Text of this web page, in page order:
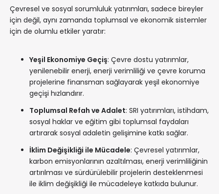
Çevresel ve sosyal sorumluluk yatırımları, sadece bireyler
için değil, aynı zamanda toplumsal ve ekonomik sistemler
için de olumlu etkiler yaratır:
Yeşil Ekonomiye Geçiş: Çevre dostu yatırımlar,
yenilenebilir enerji, enerji verimliliği ve çevre koruma
projelerine finansman sağlayarak yeşil ekonomiye
geçişi hızlandırır.
Toplumsal Refah ve Adalet: SRI yatırımları, istihdam,
sosyal haklar ve eğitim gibi toplumsal faydaları
artırarak sosyal adaletin gelişimine katkı sağlar.
İklim Değişikliği ile Mücadele: Çevresel yatırımlar,
karbon emisyonlarının azaltılması, enerji verimliliğinin
artırılması ve sürdürülebilir projelerin desteklenmesi
ile iklim değişikliği ile mücadeleye katkıda bulunur.